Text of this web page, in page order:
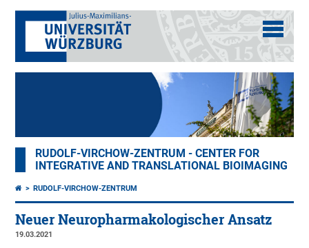
RUDOLF-VIRCHOW-ZENTRUM - CENTER FOR
INTEGRATIVE AND TRANSLATIONAL BIOIMAGING
RUDOLF-VIRCHOW-ZENTRUM
Neuer Neuropharmakologischer Ansatz
19.03.2021